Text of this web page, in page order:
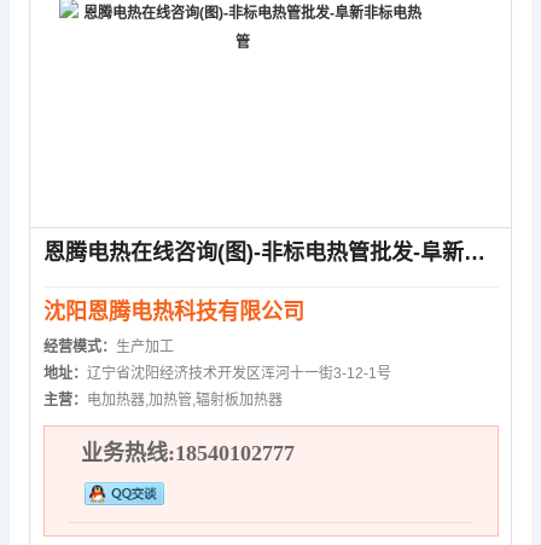
恩腾电热在线咨询(图)-非标电热管批发-阜新非标电热管
沈阳恩腾电热科技有限公司
经营模式： 生产加工
地址： 辽宁省沈阳经济技术开发区浑河十一街3-12-1号
主营： 电加热器,加热管,辐射板加热器
业务热线:18540102777